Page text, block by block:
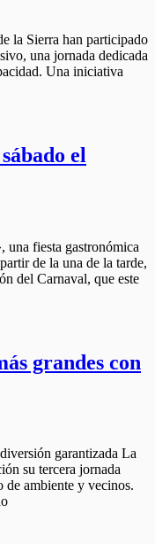
la Sierra han participado
una jornada dedicada
Una iniciativa
el
una fiesta gastronómica
de la una de la tarde,
del Carnaval, que este
grandes con
garantizada La
su tercera jornada
de ambiente y vecinos.